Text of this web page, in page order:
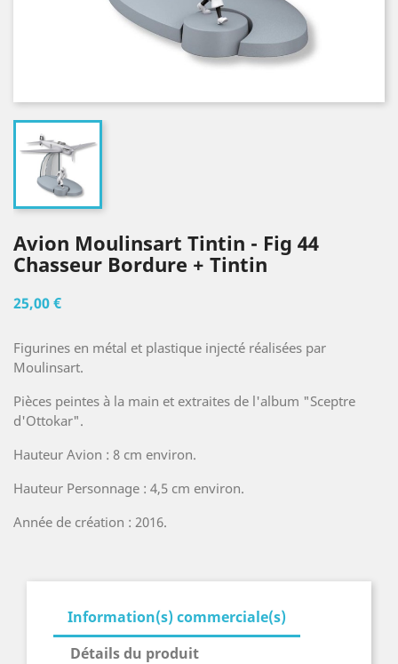
Avion Moulinsart Tintin - Fig 44
Chasseur Bordure + Tintin
25,00 €
Figurines en métal et plastique injecté réalisées par
Moulinsart.
Pièces peintes à la main et extraites de l'album "Sceptre
d'Ottokar".
Hauteur Avion : 8 cm environ.
Hauteur Personnage : 4,5 cm environ.
Année de création : 2016.
Information(s) commerciale(s)
Détails du produit